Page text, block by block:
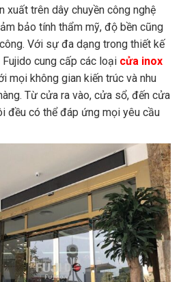
xuất trên dây chuyền công nghệ
bảo tính thẩm mỹ, độ bền cũng
Với sự đa dạng trong thiết kế
cung cấp các loại cửa inox
mọi không gian kiến trúc và nhu
Từ cửa ra vào, cửa sổ, đến cửa
đều có thể đáp ứng mọi yêu cầu